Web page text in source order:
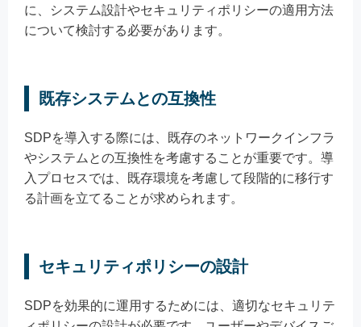
に、システム設計やセキュリティポリシーの適用方法
について検討する必要があります。
既存システムとの互換性
SDPを導入する際には、既存のネットワークインフラ
やシステムとの互換性を考慮することが重要です。導
入プロセスでは、既存環境を考慮して段階的に移行す
る計画を立てることが求められます。
セキュリティポリシーの設計
SDPを効果的に運用するためには、適切なセキュリテ